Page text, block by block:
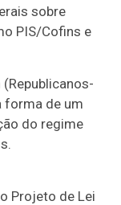
sobre
PIS/Cofins e
forma de um
do regime
Projeto de Lei